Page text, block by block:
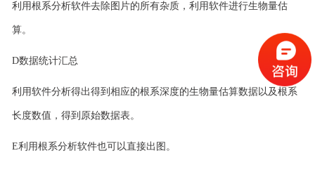
利用根系分析软件去除图片的所有杂质，利用软件进行生物量估
算。
D数据统计汇总
利用软件分析得出得到相应的根系深度的生物量估算数据以及根系
长度数值，得到原始数据表。
E利用根系分析软件也可以直接出图 。